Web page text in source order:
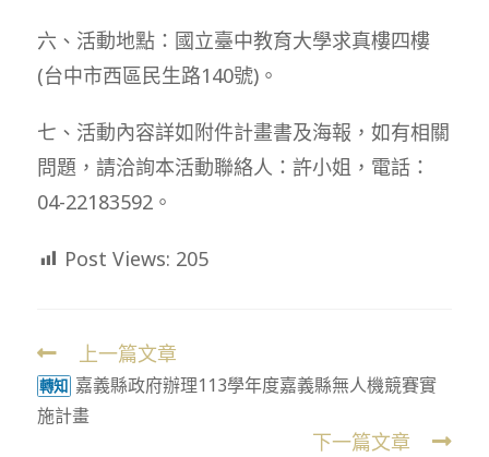
六、活動地點：國立臺中教育大學求真樓四樓
(台中市西區民生路140號)。
七、活動內容詳如附件計畫書及海報，如有相關
問題，請洽詢本活動聯絡人：許小姐，電話：
04-22183592。
Post Views: 205
Read
more
articles
上一篇文章
轉知 嘉義縣政府辦理113學年度嘉義縣無人機競賽實
施計畫
下一篇文章